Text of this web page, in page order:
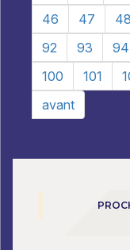
46
47 48
92
93 94
100
101
avant